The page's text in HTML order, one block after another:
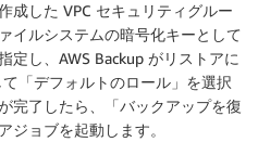
成した VPC セキュリティグルー
イルシステムの暗号化キーとして
定し、AWS Backup がリストアに
「デフォルトのロール 」を選択
完了したら、「バックアップを復
ジョブを起動します。